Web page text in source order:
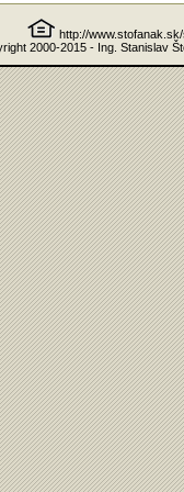
http://
2000-2015 - Ing. Stanislav